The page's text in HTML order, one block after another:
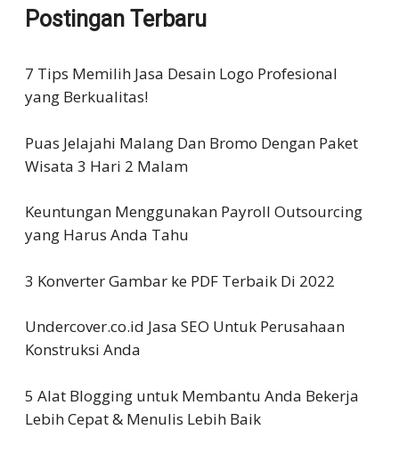
Postingan Terbaru
7 Tips Memilih Jasa Desain Logo Profesional
yang Berkualitas!
Puas Jelajahi Malang Dan Bromo Dengan Paket
Wisata 3 Hari 2 Malam
Keuntungan Menggunakan Payroll Outsourcing
yang Harus Anda Tahu
3 Konverter Gambar ke PDF Terbaik Di 2022
Undercover.co.id Jasa SEO Untuk Perusahaan
Konstruksi Anda
5 Alat Blogging untuk Membantu Anda Bekerja
Lebih Cepat & Menulis Lebih Baik